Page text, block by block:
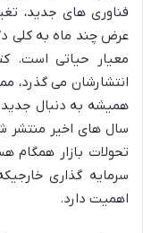
فناوری های جدید،
عرض چند ماه به کلی
معیار حیاتی است.
انتشارشان می گذرد،
همیشه به دنبال
سال های اخیر منتشر
تحولات بازار
سرمایه گذاری
اهمیت دارد.